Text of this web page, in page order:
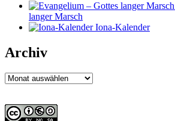
langer Marsch
Iona-Kalender
Archiv
Archiv